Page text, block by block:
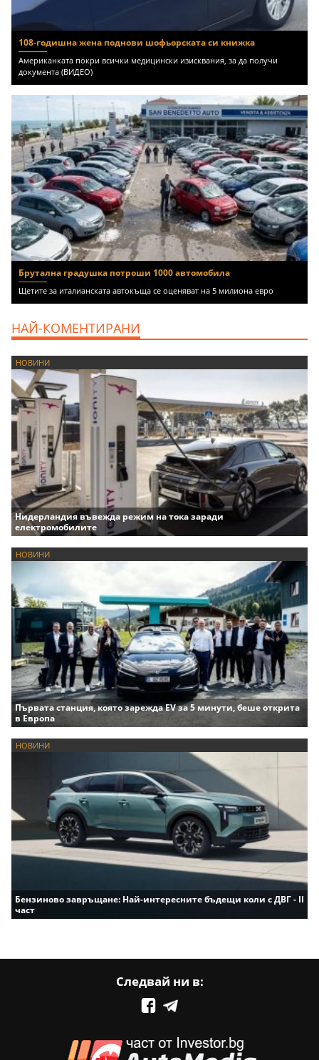
108-годишна жена поднови шофьорската си книжка
Американката покри всички медицински изисквания, за да получи
документа (ВИДЕО)
Брутална градушка потроши 1000 автомобила
Щетите за италианската автокъща се оценяват на 5 милиона евро
НАЙ-КОМЕНТИРАНИ
НОВИНИ
Нидерландия въвежда режим на тока заради
електромобилите
НОВИНИ
Първата станция, която зарежда EV за 5 минути, беше открита
в Европа
НОВИНИ
Бензиново завръщане: Най-интересните бъдещи коли с ДВГ - II
част
Следвай ни в: